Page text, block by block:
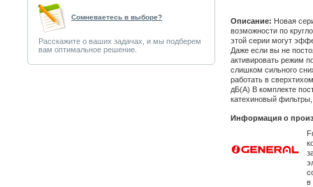
Cомневаетесь в выборе?
Расскажите о ваших задачах, и мы подберем
вам оптимальное решение.
Описание: Новая
возможности по
этой серии могут
Даже если вы не
активировать режим
слишком сильного
работать в
дБ(А) В комплекте
катехиновый
Информация о
в